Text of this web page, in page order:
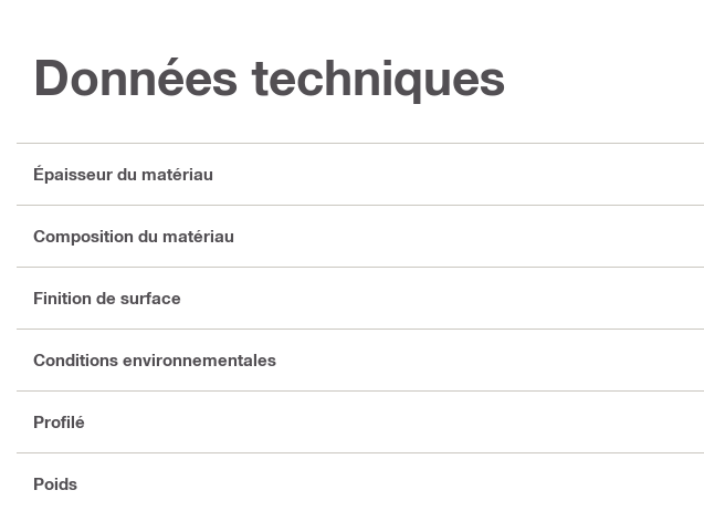
Données techniques
Épaisseur du matériau
Composition du matériau
Finition de surface
Conditions environnementales
Profilé
Poids